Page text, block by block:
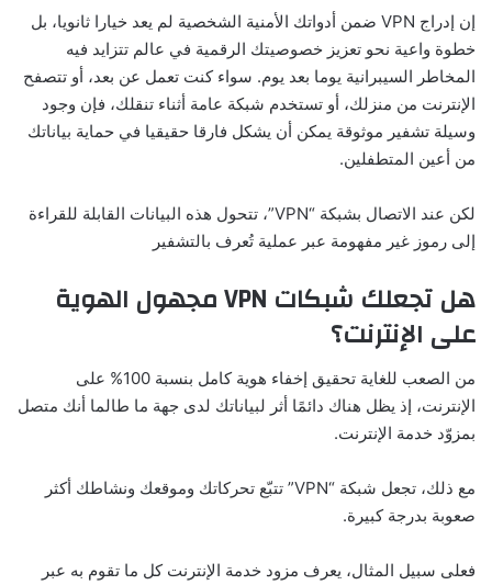
إن إدراج VPN ضمن أدواتك الأمنية الشخصية لم يعد خيارا ثانويا، بل
خطوة واعية نحو تعزيز خصوصيتك الرقمية في عالم تتزايد فيه
المخاطر السيبرانية يوما بعد يوم. سواء كنت تعمل عن بعد، أو تتصفح
الإنترنت من منزلك، أو تستخدم شبكة عامة أثناء تنقلك، فإن وجود
وسيلة تشفير موثوقة يمكن أن يشكل فارقا حقيقيا في حماية بياناتك
من أعين المتطفلين.
لكن عند الاتصال بشبكة “VPN”، تتحول هذه البيانات القابلة للقراءة
إلى رموز غير مفهومة عبر عملية تُعرف بالتشفير
هل تجعلك شبكات VPN مجهول الهوية
على الإنترنت؟
من الصعب للغاية تحقيق إخفاء هوية كامل بنسبة 100% على
الإنترنت، إذ يظل هناك دائمًا أثر لبياناتك لدى جهة ما طالما أنك متصل
بمزوّد خدمة الإنترنت.
مع ذلك، تجعل شبكة “VPN” تتبّع تحركاتك وموقعك ونشاطك أكثر
صعوبة بدرجة كبيرة.
فعلى سبيل المثال، يعرف مزود خدمة الإنترنت كل ما تقوم به عبر